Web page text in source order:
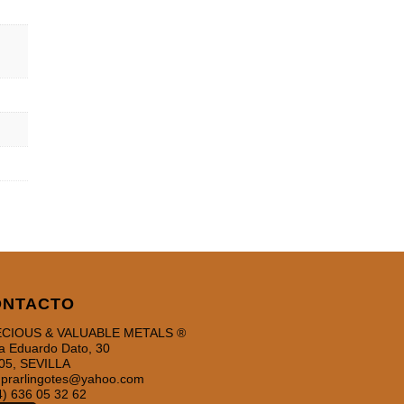
& VALUABLE METALS ®
Eduardo Dato, 30
SEVILLA
636 05 32 62